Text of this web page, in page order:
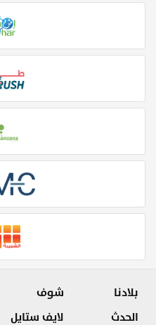
بلادنا
الحدث
شوف
لايف ستايل